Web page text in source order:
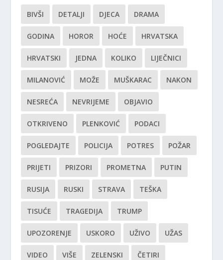
BIVŠI DETALJI DJECA DRAMA
GODINA HOROR HOĆE HRVATSKA
HRVATSKI JEDNA KOLIKO LIJEČNICI
MILANOVIĆ MOŽE MUŠKARAC NAKON
NESREĆA NEVRIJEME OBJAVIO
OTKRIVENO PLENKOVIĆ PODACI
POGLEDAJTE POLICIJA POTRES POŽAR
PRIJETI PRIZORI PROMETNA PUTIN
RUSIJA RUSKI STRAVA TEŠKA
TISUĆE TRAGEDIJA TRUMP
UPOZORENJE USKORO UŽIVO UŽAS
VIDEO VIŠE ZELENSKI ČETIRI